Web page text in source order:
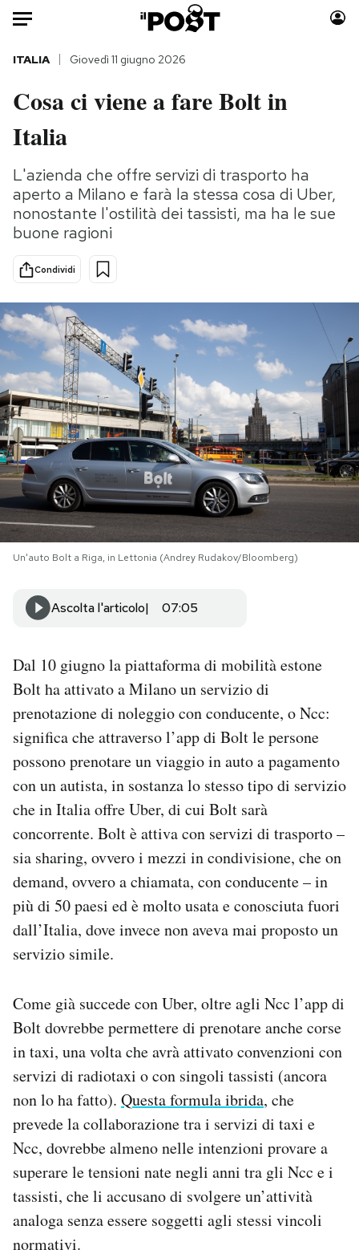
Auto
HOME
Italia
Politica
Tecnologia
Internet
Cultura
Sport
Consumismi
Storie/Idee
Mondiali calcio 2026
PODCAST
NEWSLETTER
I MIEI PREFERITI
SHOP
CALENDARIO
Area Personale
Newsletter
Notifiche mobile
Hai bisogno di aiuto?
Esci
ITALIA Giovedì 11 giugno 2026
Cosa ci viene a fare Bolt in
Italia
L'azienda che offre servizi di trasporto ha
aperto a Milano e farà la stessa cosa di Uber,
nonostante l'ostilità dei tassisti, ma ha le sue
buone ragioni
Condividi
Un'auto Bolt a Riga, in Lettonia (Andrey Rudakov/Bloomberg)
Ascolta l'articolo 07:05
Dal 10 giugno la piattaforma di mobilità estone
Bolt ha attivato a Milano un servizio di
prenotazione di noleggio con conducente, o Ncc:
significa che attraverso l’app di Bolt le persone
possono prenotare un viaggio in auto a pagamento
con un autista, in sostanza lo stesso tipo di servizio
che in Italia offre Uber, di cui Bolt sarà
concorrente. Bolt è attiva con servizi di trasporto –
sia sharing, ovvero i mezzi in condivisione, che on
demand, ovvero a chiamata, con conducente – in
più di 50 paesi ed è molto usata e conosciuta fuori
dall’Italia, dove invece non aveva mai proposto un
servizio simile.
Come già succede con Uber, oltre agli Ncc l’app di
Bolt dovrebbe permettere di prenotare anche corse
in taxi, una volta che avrà attivato convenzioni con
servizi di radiotaxi o con singoli tassisti (ancora
non lo ha fatto). Questa formula ibrida, che
prevede la collaborazione tra i servizi di taxi e
Ncc, dovrebbe almeno nelle intenzioni provare a
superare le tensioni nate negli anni tra gli Ncc e i
tassisti, che li accusano di svolgere un’attività
analoga senza essere soggetti agli stessi vincoli
normativi.